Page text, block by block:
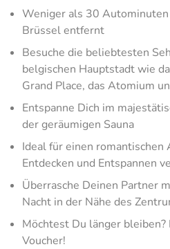
Weniger als 30
Brüssel entfernt
Besuche die beliebtesten
belgischen Hauptstadt wie
Grand Place, das Atomium
Entspanne Dich im
der geräumigen Sauna
Ideal für einen romantischen
Entdecken und Entspannen
Überrasche Deinen Partner
Nacht in der Nähe des
Möchtest Du länger bleiben?
Voucher!